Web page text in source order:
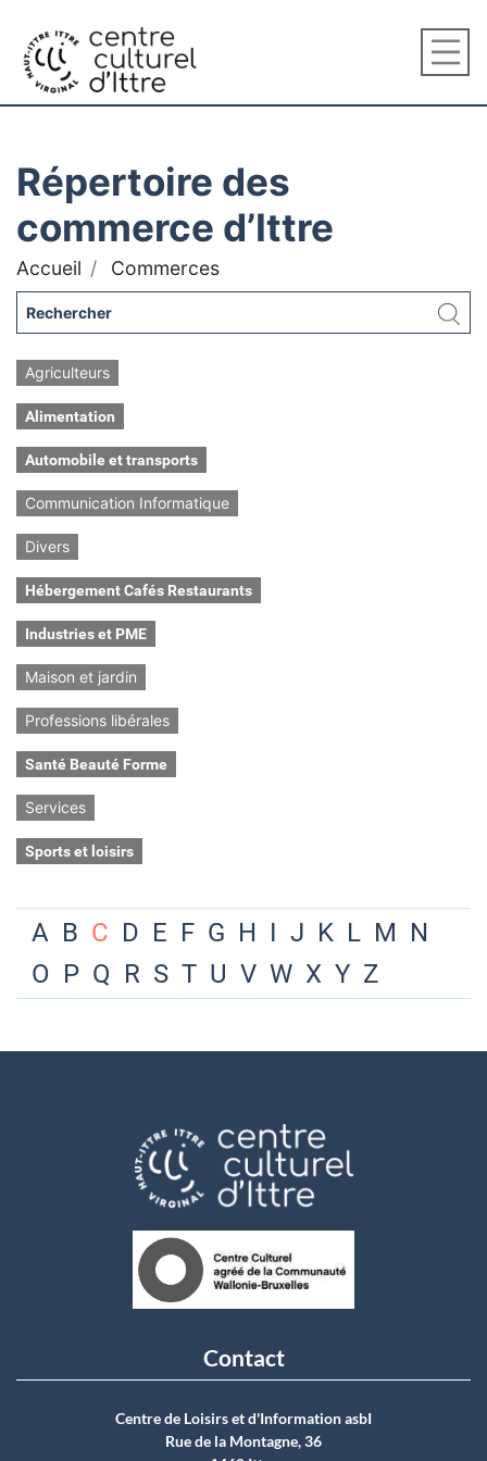
Répertoire des
commerce d’Ittre
Accueil Commerces
Agriculteurs
Alimentation
Automobile et transports
Communication Informatique
Divers
Hébergement Cafés Restaurants
Industries et PME
Maison et jardin
Professions libérales
Santé Beauté Forme
Services
Sports et loisirs
A B C D E F G H I J K L M N
O P Q R S T U V W X Y Z
Contact
Centre de Loisirs et d'Information asbI
Rue de la Montagne, 36